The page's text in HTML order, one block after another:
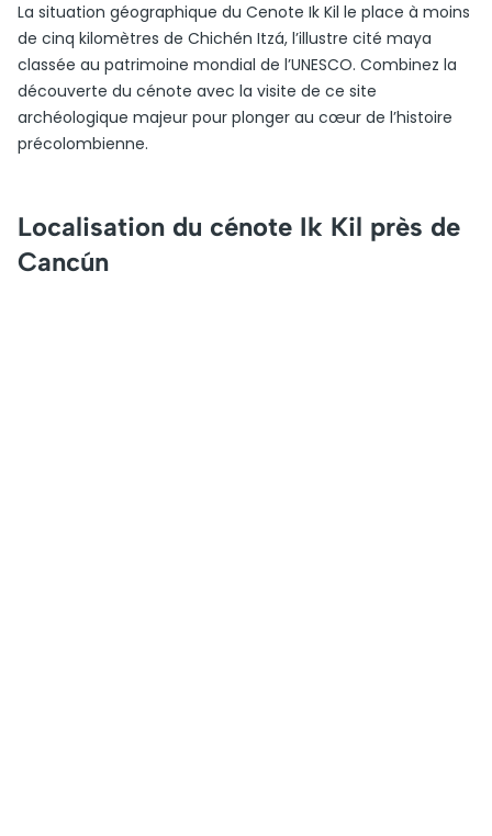
La situation géographique du Cenote Ik Kil le place à moins
de cinq kilomètres de Chichén Itzá, l’illustre cité maya
classée au patrimoine mondial de l’UNESCO. Combinez la
découverte du cénote avec la visite de ce site
archéologique majeur pour plonger au cœur de l’histoire
précolombienne.
Localisation du cénote Ik Kil près de
Cancún